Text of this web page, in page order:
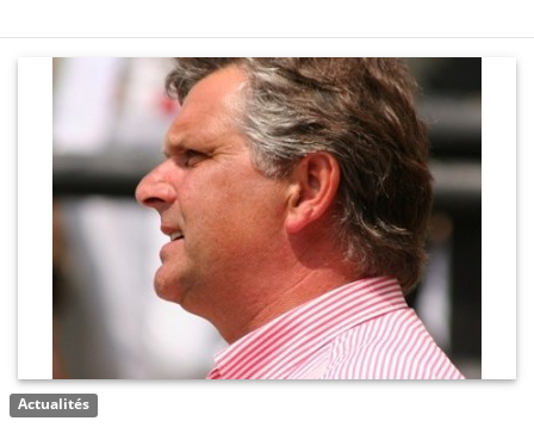
Actualités